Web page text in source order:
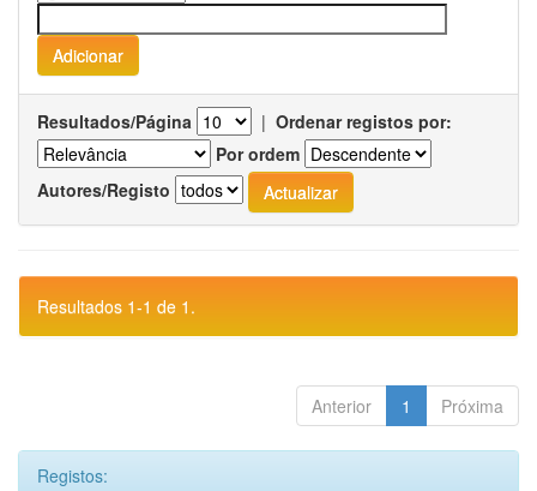
Resultados/Página | Ordenar registos por:
Por ordem
Autores/Registo
Resultados 1-1 de 1.
Anterior 1 Próxima
Registos: